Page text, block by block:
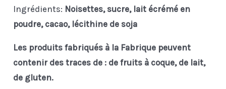
Ingrédients: Noisettes, sucre, lait écrémé en
poudre, cacao, lécithine de soja
Les produits fabriqués à la Fabrique peuvent
contenir des traces de : defruits à coque, de lait,
de gluten.